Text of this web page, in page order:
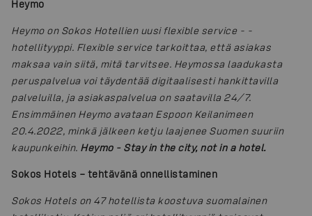
Heymo
Heymo on Sokos Hotellien uusi flexible service - -
hotellityyppi. Flexible service tarkoittaa, että asiakas
maksaa vain siitä, mitä tarvitsee. Heymossa laadukasta
peruspalvelua voi täydentää digitaalisesti hankittavilla
palveluilla, ja asiakaspalvelua on saatavilla 24/7.
Ensimmäinen Heymo avataan Espoon Keilanimeen
20.4.2022, minkä jälkeen ketju laajenee Suomen suuriin
kaupunkeihin. Heymo - Stay in the city, not in a hotel.
Sokos Hotels – tehtävänä onnellistaminen
Sokos Hotels on 47 hotellista koostuva suomalainen